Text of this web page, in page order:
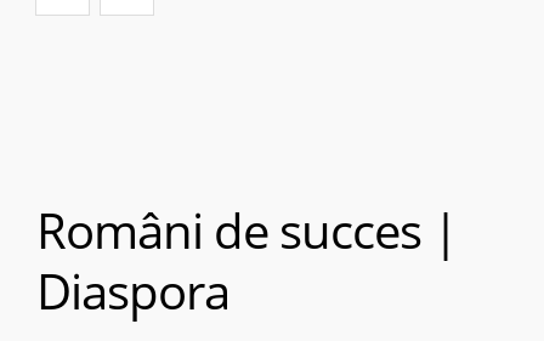
Români de succes |
Diaspora